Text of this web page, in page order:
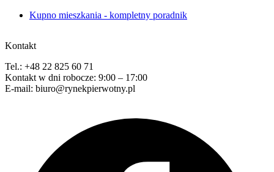
Kupno mieszkania - kompletny poradnik
Kontakt
Tel.: +48 22 825 60 71
Kontakt w dni robocze: 9:00 – 17:00
E-mail: biuro@rynekpierwotny.pl